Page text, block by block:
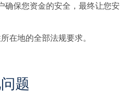
确保您资金的安全，最终让您安
在地的全部法规要求。
题